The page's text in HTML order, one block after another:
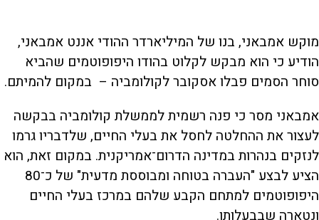
מוקש אמבאני, בנו של המיליארדר ההודי אננט אמבאני,
הודיע כי הוא מבקש לקלוט בהודו היפופוטמים שהביא
סוחר הסמים פבלו אסקובר לקולומביה – במקום להמיתם.
אמבאני מסר כי פנה רשמית לממשלת קולומביה בבקשה
לעצור את ההחלטה לחסל את בעלי החיים, שלדבריו גרמו
לנזקים בנהרות במדינה הדרום־אמריקנית. במקום זאת, הוא
הציע לבצע "העברה בטוחה ומבוססת מדעית" של כ־80
היפופוטמים למתחם הקבע שלהם במרכז בעלי החיים
ונטארה שבבעלותו.